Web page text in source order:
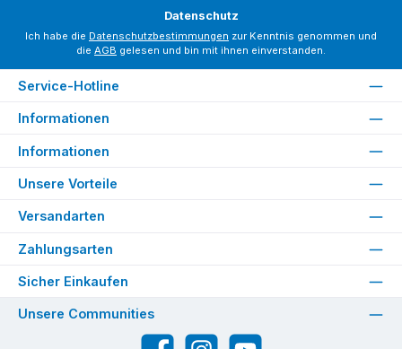
Datenschutz
Ich habe die Datenschutzbestimmungen zur Kenntnis genommen und
die AGB gelesen und bin mit ihnen einverstanden.
Service-Hotline
Informationen
Informationen
Unsere Vorteile
Versandarten
Zahlungsarten
Sicher Einkaufen
Unsere Communities